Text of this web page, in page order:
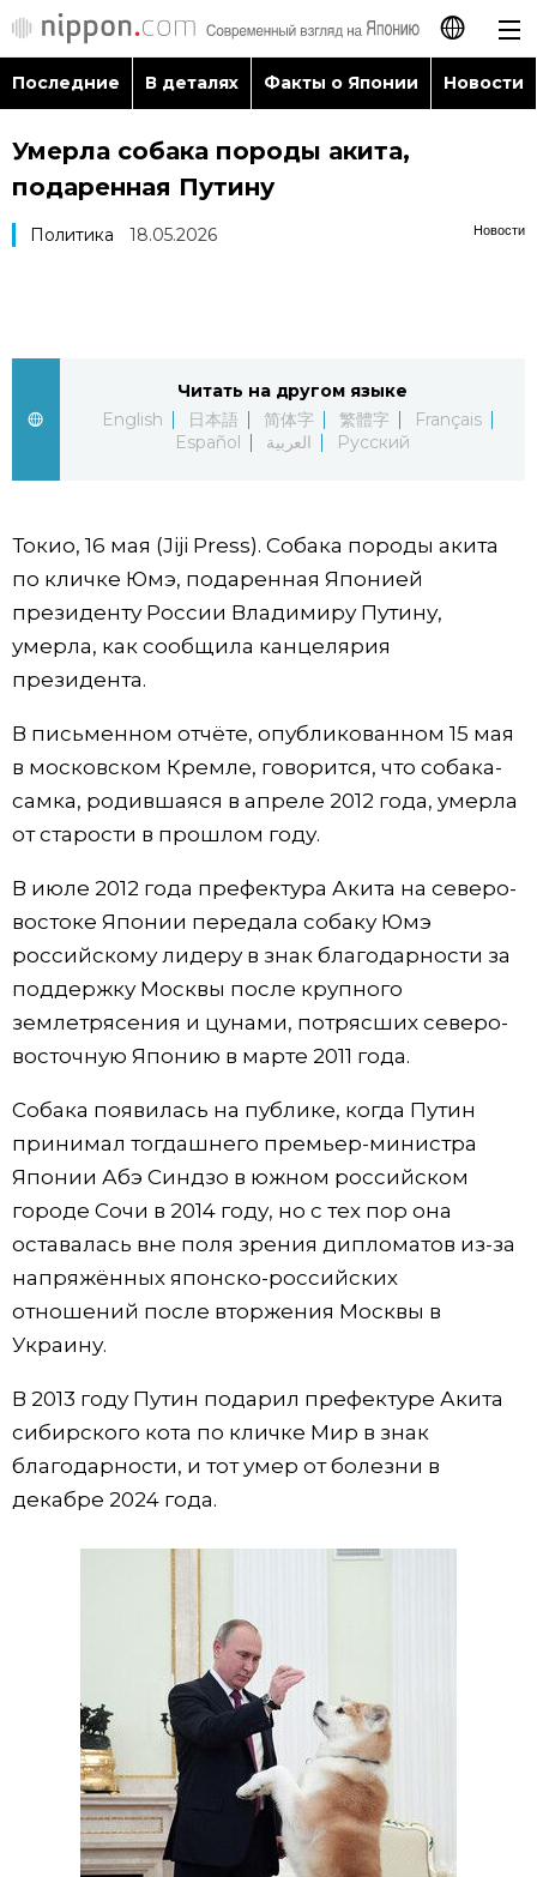
日本語
English
Español
العربية
Последние
Факты о Японии
Новости
Фото/Видео
Разделы
Блог
Политика
Экономика
Общество
Культура
Жизнь
Технологии
Токио
От редакции
Японский язык
Японский калейдоскоп
Семья
Еда и напитки
official SNS
Последние В деталях Факты о Японии Новости
Умерла собака породы акита,
подаренная Путину
Новости
Политика 18.05.2026
Читать на другом языке
English
日本語 简体字 繁體字
Français
Español
العربية Русский
Токио, 16 мая (Jiji Press). Собака породы акита
по кличке Юмэ, подаренная Японией
президенту России Владимиру Путину,
умерла, как сообщила канцелярия
президента.
В письменном отчёте, опубликованном 15 мая
в московском Кремле, говорится, что собака-
самка, родившаяся в апреле 2012 года, умерла
от старости в прошлом году.
В июле 2012 года префектура Акита на северо-
востоке Японии передала собаку Юмэ
российскому лидеру в знак благодарности за
поддержку Москвы после крупного
землетрясения и цунами, потрясших северо-
восточную Японию в марте 2011 года.
Собака появилась на публике, когда Путин
принимал тогдашнего премьер-министра
Японии Абэ Синдзо в южном российском
городе Сочи в 2014 году, но с тех пор она
оставалась вне поля зрения дипломатов из-за
напряжённых японско-российских
отношений после вторжения Москвы в
Украину.
В 2013 году Путин подарил префектуре Акита
сибирского кота по кличке Мир в знак
благодарности, и тот умер от болезни в
декабре 2024 года.